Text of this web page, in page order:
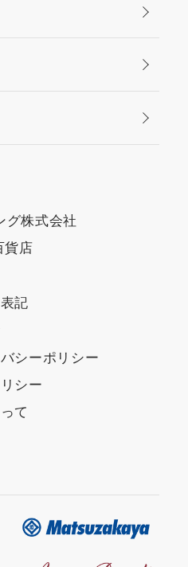
グ株式会社
貨店
記
シーポリシー
シー
て